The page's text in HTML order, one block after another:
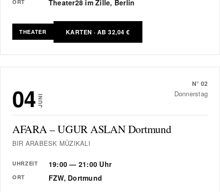
ORT Theater28 im Zille, Berlin
THEATER KARTEN · AB 32,04 €
N° 02
04 JUNI
Donnerstag
AFARA – UGUR ASLAN Dortmund
BIR ARABESK MÜZIKALI
UHRZEIT 19:00 — 21:00 Uhr
ORT FZW, Dortmund